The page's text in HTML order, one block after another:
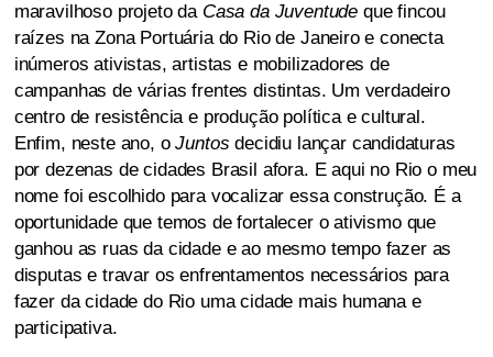
maravilhoso projeto da Casa da Juventude que fincou
raízes na Zona Portuária do Rio de Janeiro e conecta
inúmeros ativistas, artistas e mobilizadores de
campanhas de várias frentes distintas. Um verdadeiro
centro de resistência e produção política e cultural.
Enfim, neste ano, oJuntos decidiu lançar candidaturas
por dezenas de cidades Brasil afora. E aqui no Rio o meu
nome foi escolhido para vocalizar essa construção. É a
oportunidade que temos de fortalecer o ativismo que
ganhou as ruas da cidade e ao mesmo tempo fazer as
disputas e travar os enfrentamentos necessários para
fazer da cidade do Rio uma cidade mais humana e
participativa.